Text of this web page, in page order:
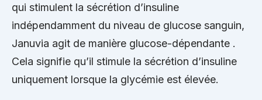
qui stimulent la sécrétion d’insuline
indépendamment du niveau de glucose sanguin,
Januvia agit de manière glucose-dépendante .
Cela signifie qu’il stimule la sécrétion d’insuline
uniquement lorsque la glycémie est élevée.